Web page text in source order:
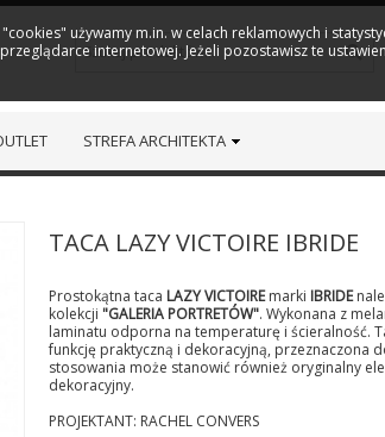
STREFA ARCHITEKTA
TACA LAZY VICTOIRE IBRIDE
Prostokątna taca LAZY VICTOIREmarki IBRIDE
kolekcji "GALERIA PORTRETÓW". Wykonana z
laminatu odporna na temperaturę i ścieralność.
funkcję praktyczną i dekoracyjną, przeznaczona
stosowania może stanowić również oryginalny
dekoracyjny.
PROJEKTANT: RACHEL CONVERS
używamy m.in. w celach reklamowych i
internetowej. Jeżeli pozostawisz te